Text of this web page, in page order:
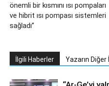
önemli bir kısmını ısı pompaları
ve hibrit ısı pompası sistemleri
sağladı”
İlgili Haberler Yazarın Diğer